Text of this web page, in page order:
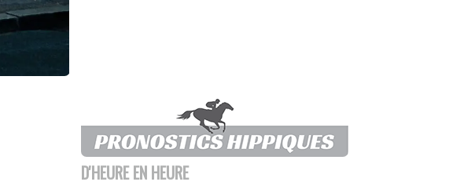
D'HEURE EN HEURE